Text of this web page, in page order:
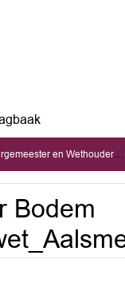
(dinsdag 31 oktober 2023)
Bodem